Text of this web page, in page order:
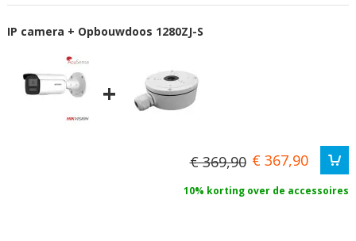
IP camera + Opbouwdoos 1280ZJ-S
+
€ 369,90 € 367,90
10% korting over de accessoires